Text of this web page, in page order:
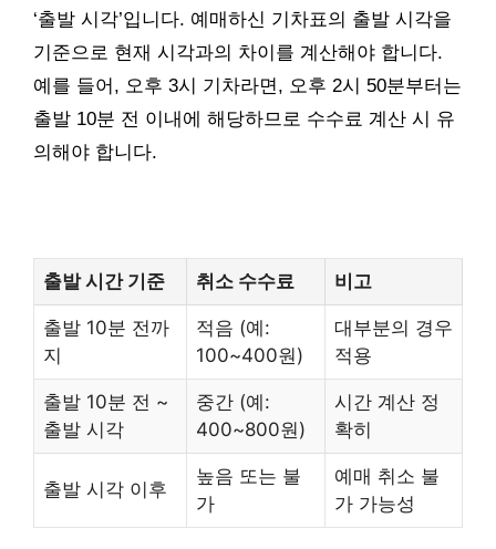
‘출발 시각’입니다. 예매하신 기차표의 출발 시각을
기준으로 현재 시각과의 차이를 계산해야 합니다.
예를 들어, 오후 3시 기차라면, 오후 2시 50분부터는
출발 10분 전 이내에 해당하므로 수수료 계산 시 유
의해야 합니다.
출발 시간 기준 취소 수수료 비고
출발 10분 전까
지
적음 (예:
100~400원)
대부분의 경우
적용
출발 10분 전 ~
출발 시각
중간 (예:
400~800원)
시간 계산 정
확히
출발 시각 이후
높음 또는 불
가
예매 취소 불
가 가능성